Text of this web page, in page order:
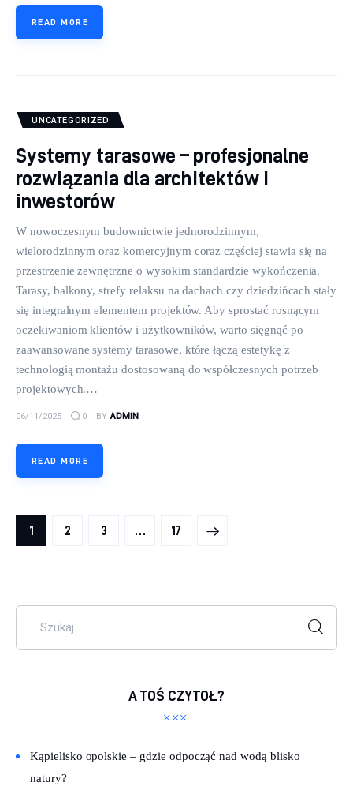
READ MORE
UNCATEGORIZED
Systemy tarasowe – profesjonalne
rozwiązania dla architektów i
inwestorów
W nowoczesnym budownictwie jednorodzinnym,
wielorodzinnym oraz komercyjnym coraz częściej stawia się na
przestrzenie zewnętrzne o wysokim standardzie wykończenia.
Tarasy, balkony, strefy relaksu na dachach czy dziedzińcach stały
się integralnym elementem projektów. Aby sprostać rosnącym
oczekiwaniom klientów i użytkowników, warto sięgnąć po
zaawansowane systemy tarasowe, które łączą estetykę z
technologią montażu dostosowaną do współczesnych potrzeb
projektowych.…
06/11/2025 0 BY ADMIN
READ MORE
Stronicowanie wpisów
PAGE
1 PAGE
2 PAGE
3 … PAGE
17
>
A TOŚ CZYTOŁ?
Kąpielisko opolskie – gdzie odpocząć nad wodą blisko
natury?